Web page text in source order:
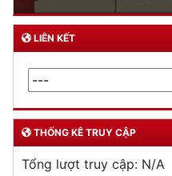
LIÊN KẾT
THỐNG KÊ TRUY CẬP
Tổng lượt truy cập: N/A